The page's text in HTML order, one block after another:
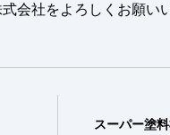
会社をよろしくお願い
スーパー塗